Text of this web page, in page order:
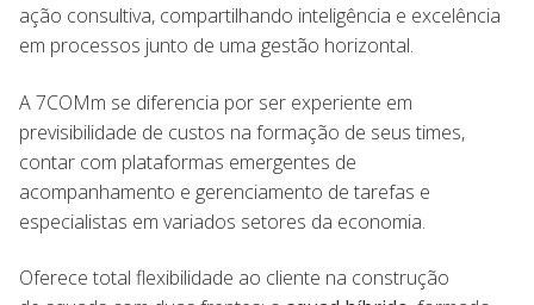
ação consultiva, compartilhando inteligência e excelência
em processos junto de uma gestão horizontal.
A 7COMm se diferencia por ser experiente em
previsibilidade de custos na formação de seus times,
contar com plataformas emergentes de
acompanhamento e gerenciamento de tarefas e
especialistas em variados setores da economia.
Oferece total flexibilidade ao cliente na construção